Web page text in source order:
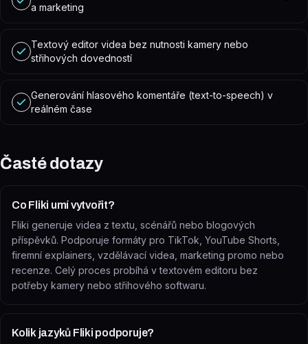
a marketing
Textový editor videa bez nutnosti kamery nebo
střihových dovedností
Generování hlasového komentáře (text-to-speech) v
reálném čase
Časté dotazy
Co Fliki umí vytvořit?
Fliki generuje videa z textu, scénářů nebo blogových
příspěvků. Podporuje formáty pro TikTok, YouTube Shorts,
firemní explainers, vzdělávací videa, marketing promo nebo
recenze. Celý proces probíhá v textovém editoru bez
potřeby kamery nebo střihového softwaru.
Kolik jazyků Fliki podporuje?